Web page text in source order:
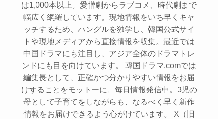
は1,000本以上。愛憎劇からラブコメ、時代劇まで
幅広く網羅しています。現地情報をいち早くキャ
ッチするため、ハングルを独学し、韓国公式サイ
トや現地メディアから直接情報を収集。最近では
中国ドラマにも注目し、アジア全体のドラマトレ
ンドにも目を向けています。 韓国ドラマ.comでは
編集長として、正確かつ分かりやすい情報をお届
けすることをモットーに、毎日情報発信中。3児の
母として子育てをしながらも、なるべく早く新作
情報をお届けできるよう心がけています。 X（旧